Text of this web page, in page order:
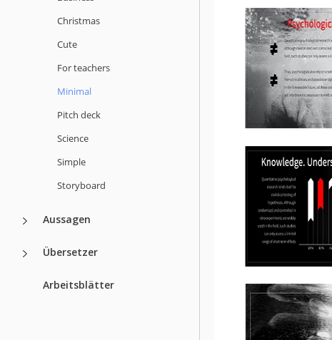
Christmas
Cute
For teachers
Minimal
Pitch deck
Science
Simple
Storyboard
Aussagen
Übersetzer
Arbeitsblätter